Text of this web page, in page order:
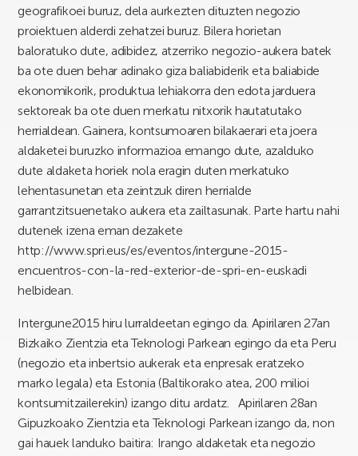
geografikoei buruz, dela aurkezten dituzten negozio
proiektuen alderdi zehatzei buruz. Bilera horietan
baloratuko dute, adibidez, atzerriko negozio-aukera batek
ba ote duen behar adinako giza baliabiderik eta baliabide
ekonomikorik, produktua lehiakorra den edota jarduera
sektoreak ba ote duen merkatu nitxorik hautatutako
herrialdean. Gainera, kontsumoaren bilakaerari eta joera
aldaketei buruzko informazioa emango dute, azalduko
dute aldaketa horiek nola eragin duten merkatuko
lehentasunetan eta zeintzuk diren herrialde
garrantzitsuenetako aukera eta zailtasunak. Parte hartu nahi
dutenek izena eman dezakete
http://www.spri.eus/es/eventos/intergune-2015-
encuentros-con-la-red-exterior-de-spri-en-euskadi
helbidean.
Intergune2015 hiru lurraldeetan egingo da. Apirilaren 27an
Bizkaiko Zientzia eta Teknologi Parkean egingo da eta Peru
(negozio eta inbertsio aukerak eta enpresak eratzeko
marko legala) eta Estonia (Baltikorako atea, 200 milioi
kontsumitzailerekin) izango ditu ardatz. Apirilaren 28an
Gipuzkoako Zientzia eta Teknologi Parkean izango da, non
gai hauek landuko baitira: Irango aldaketak eta negozio